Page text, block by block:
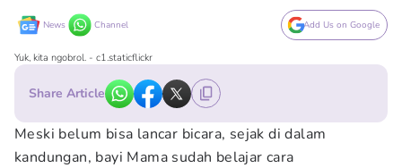
News Channel Add Us on Google
Yuk, kita ngobrol. - c1.staticflickr
Share Article
Meski belum bisa lancar bicara, sejak di dalam
kandungan, bayi Mama sudah belajar cara